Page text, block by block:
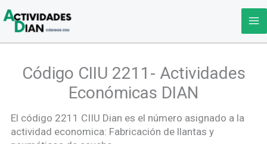
al
contenido
Código CIIU 2211- Actividades
Económicas DIAN
El código 2211 CIIU Dian es el número asignado a la
actividad economica: Fabricación de llantas y